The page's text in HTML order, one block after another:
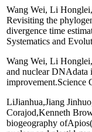
Wang Wei, Li
Revisiting the
divergence time
Systematics and
Wang Wei, Li
and nuclear DNAdata
improvement.Science
LiJianhua,Jiang
Corajod,Kenneth
biogeography